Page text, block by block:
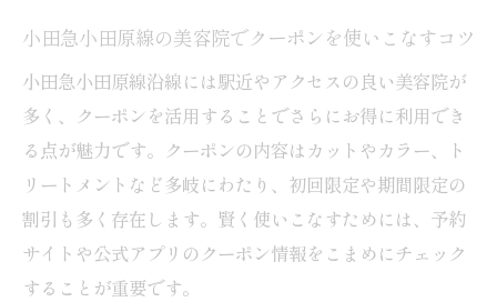
美容院クーポン活用で予約の満足度が大き
く変わる理由
予約時に使える美容院クーポンの選び方の
流れ
小田急小田原線の美容院でクーポンを使いこなすコツ
小田急小田原線沿線には駅近やアクセスの良い美容院が
多く、クーポンを活用することでさらにお得に利用でき
る点が魅力です。クーポンの内容はカットやカラー、ト
リートメントなど多岐にわたり、初回限定や期間限定の
割引も多く存在します。賢く使いこなすためには、予約
サイトや公式アプリのクーポン情報をこまめにチェック
することが重要です。